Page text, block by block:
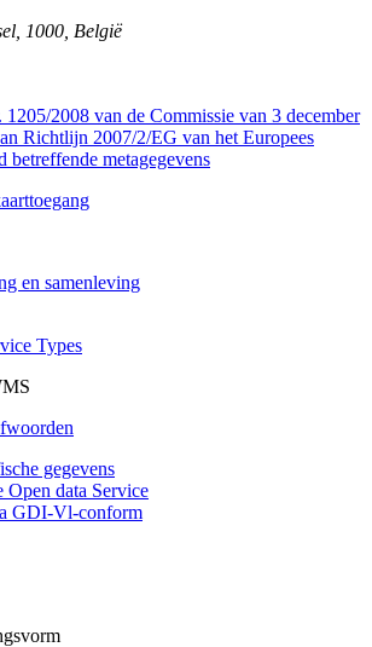
1000 België
2008 van de Commissie van 3 december
Richtlijn 2007/2/EG van het Europees
betreffende metagegevens
en samenleving
Types
gegevens
Open data Service
GDI-Vl-conform